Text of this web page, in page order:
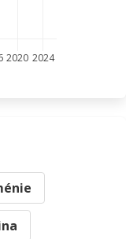
2020 2024